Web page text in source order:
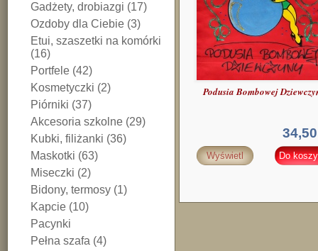
Gadżety, drobiazgi (17)
Ozdoby dla Ciebie (3)
Etui, szaszetki na komórki
(16)
Portfele (42)
Kosmetyczki (2)
Piórniki (37)
Akcesoria szkolne (29)
Kubki, filiżanki (36)
Maskotki (63)
Miseczki (2)
Bidony, termosy (1)
Kapcie (10)
Pacynki
Pełna szafa (4)
Podusia Bombowej
34,50
Wyświetl Do